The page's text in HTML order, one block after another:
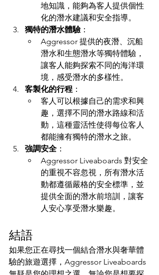
地知識，能夠為客人提供個性
化的潛水建議和安全指導。
獨特的潛水體驗：
Aggressor 提供的夜潛、沉船
潛水和生態潛水等獨特體驗，
讓客人能夠探索不同的海洋環
境，感受潛水的多樣性。
客製化的行程 ：
客人可以根據自己的需求和興
趣，選擇不同的潛水路線和活
動，這種靈活性使得每位客人
都能擁有獨特的潛水之旅。
強調安全 ：
Aggressor Liveaboards 對安全
的重視不容忽視，所有潛水活
動都遵循嚴格的安全標準，並
提供全面的潛水前培訓，讓客
人安心享受潛水樂趣。
結語
如果您正在尋找一個結合潛水與奢華體
驗的旅遊選擇，Aggressor Liveaboards